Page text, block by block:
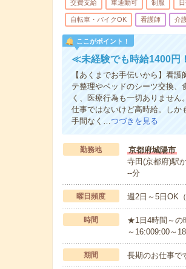
交費支給 車通勤可 制服
自転車・バイクOK 看護師 介
ここがポイント！
≪未経験でも時給1400円
【あくまでお手伝いから】看
テ整理やベッドのシーツ交換
く、医療行為も一切ありませ
仕事ではないけど高時給。しか
手間なく…つづきを見る
勤務地
京都府城陽市
寺田(京都府)駅
--分
曜日頻度 週2日～5日OK
時間
★1日4時間～の
～16:009:00～
期間 長期のお仕事